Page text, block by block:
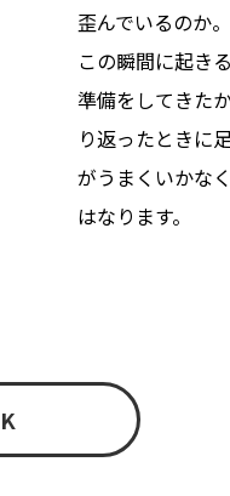
歪んでいるのか
この瞬間に起き
準備をしてきた
り返ったときに
がうまくいかな
はなります。